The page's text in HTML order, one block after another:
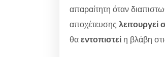
απαραίτητη όταν
αποχέτευσης λειτουργεί
θαεντοπιστεί η βλάβη